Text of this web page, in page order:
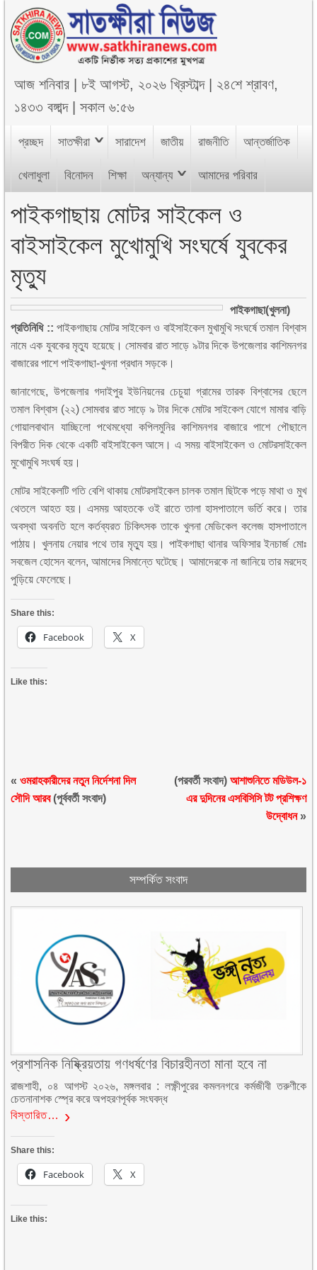
আজশনিবার ৮ই আগস্ট, ২০২৬ খ্রিস্টাব্দ| ২৪শে শ্রাবণ,
১৪৩৩ বঙ্গাব্দ|সকাল ৬:৫৬
প্রচ্ছদ সাতক্ষীরা সারাদেশ জাতীয় রাজনীতি আন্তর্জাতিক
খেলাধুলা বিনোদন শিক্ষা অন্যান্য আমাদের পরিবার
পাইকগাছায় মোটর সাইকেল ও
বাইসাইকেল মুখোমুখি সংঘর্ষে যুবকের
মৃত্যু
পাইকগাছা(খুলনা)
প্রতিনিধি :: পাইকগাছায় মোটর সাইকেল ও বাইসাইকেল মুখামুখি সংঘর্ষে তমাল বিশ্বাস
নামে এক যুবকের মৃত্যু হয়েছে। সোমবার রাত সাড়ে ৯টার দিকে উপজেলার কাশিমনগর
বাজারের পাশে পাইকগাছা-খুলনা প্রধান সড়কে।
জানাগেছে, উপজেলার গদাইপুর ইউনিয়নের চেচুয়া গ্রামের তারক বিশ্বাসের ছেলে
তমাল বিশ্বাস (২২) সোমবার রাত সাড়ে ৯ টার দিকে মোটর সাইকেল যোগে মামার বাড়ি
গোয়ালবাথান যাচ্ছিলো পথেমধ্যো কপিলমুনির কাশিমনগর বাজারে পাশে পৌছালে
বিপরীত দিক থেকে একটি বাইসাইকেল আসে। এ সময় বাইসাইকেল ও মোটরসাইকেল
মুখোমুখি সংঘর্ষ হয়।
মোটর সাইকেলটি গতি বেশি থাকায় মোটরসাইকেল চালক তমাল ছিটকে পড়ে মাথা ও মুখ
থেতলে আহত হয়। এসময় আহতকে ওই রাতে তালা হাসপাতালে ভর্তি করে। তার
অবস্থা অবনতি হলে কর্তব্যরত চিকিৎসক তাকে খুলনা মেডিকেল কলেজ হাসপাতালে
পাঠায়। খুলনায় নেয়ার পথে তার মৃত্যু হয়। পাইকগাছা থানার অফিসার ইনচার্জ মোঃ
সবজেল হোসেন বলেন, আমাদের সিমান্তে ঘটেছে। আমাদেরকে না জানিয়ে তার মরদেহ
পুড়িয়ে ফেলেছে।
Share this:
Facebook X
Like this:
«ওমরাহকারীদের নতুন নির্দেশনা দিল
সৌদি আরব(পূর্ববর্তী সংবাদ)
(পরবর্তী সংবাদ) আশাশুনিতে মডিউল-১
এর দুদিনের এসবিসিসি টট প্রশিক্ষণ
উদ্বোধন»
সম্পর্কিত সংবাদ
প্রশাসনিক নিষ্ক্রিয়তায় গণধর্ষণের বিচারহীনতা মানা হবে না
রাজশাহী, ০৪ আগস্ট ২০২৬, মঙ্গলবার : লক্ষ্ণীপুরের কমলনগরে কর্মজীবী তরুণীকে
চেতনানাশক স্প্রে করে অপহরণপূর্বক সংঘবদ্ধ
বিস্তারিত…
Share this:
Facebook X
Like this: